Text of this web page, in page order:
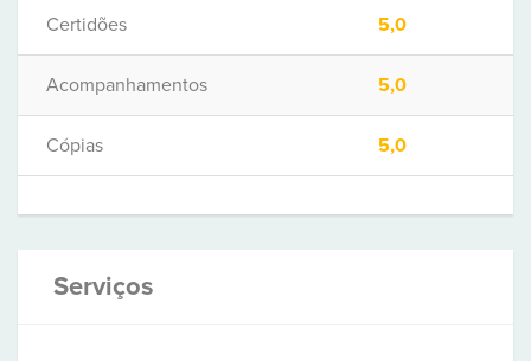
Certidões 5,0
Acompanhamentos 5,0
Cópias 5,0
Serviços